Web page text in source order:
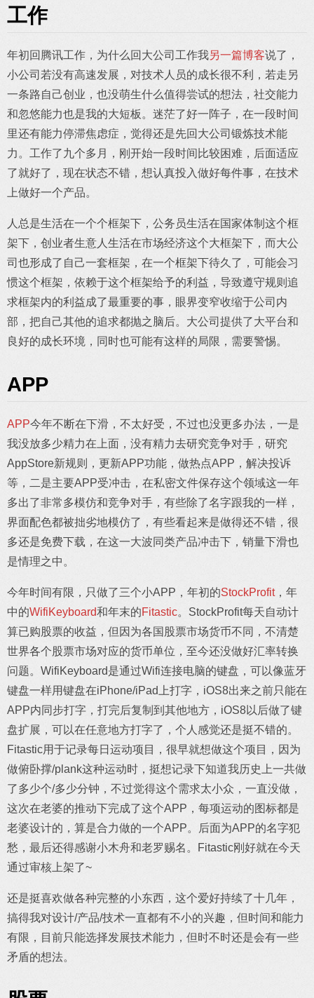
工作
年初回腾讯工作，为什么回大公司工作我另一篇博客说了，
小公司若没有高速发展，对技术人员的成长很不利，若走另
一条路自己创业，也没萌生什么值得尝试的想法，社交能力
和忽悠能力也是我的大短板。迷茫了好一阵子，在一段时间
里还有能力停滞焦虑症，觉得还是先回大公司锻炼技术能
力。工作了九个多月，刚开始一段时间比较困难，后面适应
了就好了，现在状态不错，想认真投入做好每件事，在技术
上做好一个产品。
人总是生活在一个个框架下，公务员生活在国家体制这个框
架下，创业者生意人生活在市场经济这个大框架下，而大公
司也形成了自己一套框架，在一个框架下待久了，可能会习
惯这个框架，依赖于这个框架给予的利益，导致遵守规则追
求框架内的利益成了最重要的事，眼界变窄收缩于公司内
部，把自己其他的追求都抛之脑后。大公司提供了大平台和
良好的成长环境，同时也可能有这样的局限，需要警惕。
APP
APP今年不断在下滑，不太好受，不过也没更多办法，一是
我没放多少精力在上面，没有精力去研究竞争对手，研究
AppStore新规则，更新APP功能，做热点APP，解决投诉
等，二是主要APP受冲击，在私密文件保存这个领域这一年
多出了非常多模仿和竞争对手，有些除了名字跟我的一样，
界面配色都被拙劣地模仿了，有些看起来是做得还不错，很
多还是免费下载，在这一大波同类产品冲击下，销量下滑也
是情理之中。
今年时间有限，只做了三个小APP，年初的StockProfit，年
中的WifiKeyboard和年末的Fitastic。StockProfit每天自动计
算已购股票的收益，但因为各国股票市场货币不同，不清楚
世界各个股票市场对应的货币单位，至今还没做好汇率转换
问题。WifiKeyboard是通过Wifi连接电脑的键盘，可以像蓝牙
键盘一样用键盘在iPhone/iPad上打字，iOS8出来之前只能在
APP内同步打字，打完后复制到其他地方，iOS8以后做了键
盘扩展，可以在任意地方打字了，个人感觉还是挺不错的。
Fitastic用于记录每日运动项目，很早就想做这个项目，因为
做俯卧撑/plank这种运动时，挺想记录下知道我历史上一共做
了多少个/多少分钟，不过觉得这个需求太小众，一直没做，
这次在老婆的推动下完成了这个APP，每项运动的图标都是
老婆设计的，算是合力做的一个APP。后面为APP的名字犯
愁，最后还得感谢小木舟和老罗赐名。Fitastic刚好就在今天
通过审核上架了~
还是挺喜欢做各种完整的小东西，这个爱好持续了十几年，
搞得我对设计/产品/技术一直都有不小的兴趣，但时间和能力
有限，目前只能选择发展技术能力，但时不时还是会有一些
矛盾的想法。